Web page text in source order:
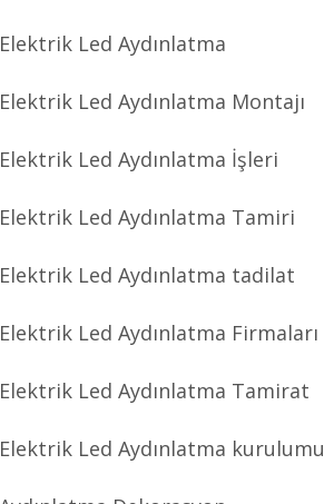
Elektrik Led Aydınlatma
Elektrik Led Aydınlatma Montajı
Elektrik Led Aydınlatma İşleri
Elektrik Led Aydınlatma Tamiri
Elektrik Led Aydınlatma tadilat
Elektrik Led Aydınlatma Firmaları
Elektrik Led Aydınlatma Tamirat
Elektrik Led Aydınlatma kurulumu